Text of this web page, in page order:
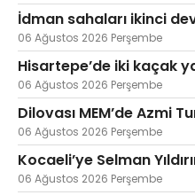
İdman sahaları ikinci
06 Ağustos 2026 Perşembe
Hisartepe’de iki kaçak
06 Ağustos 2026 Perşembe
Dilovası MEM’de Azmi
06 Ağustos 2026 Perşembe
Kocaeli’ye Selman
06 Ağustos 2026 Perşembe